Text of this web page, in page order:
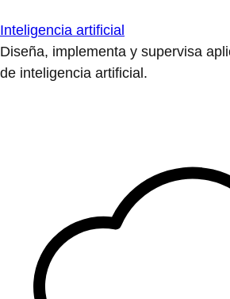
Inteligencia artificial
Diseña, implementa y supervisa
de inteligencia artificial.